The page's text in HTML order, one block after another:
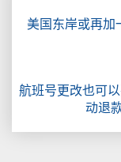
美国东岸或再加
航班号更改也可
动退